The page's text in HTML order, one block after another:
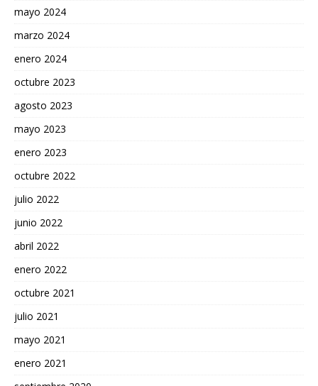
mayo 2024
marzo 2024
enero 2024
octubre 2023
agosto 2023
mayo 2023
enero 2023
octubre 2022
julio 2022
junio 2022
abril 2022
enero 2022
octubre 2021
julio 2021
mayo 2021
enero 2021